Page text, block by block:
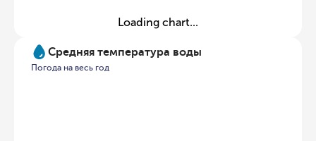
Loading chart...
Средняя температура воды
Погода на весь год